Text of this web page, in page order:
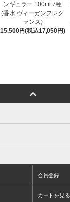
ンギュラー 100ml 7種
(香水 ヴィーガンフレグ
ランス)
15,500円(税込17,050円)
会員登録
カートを見る